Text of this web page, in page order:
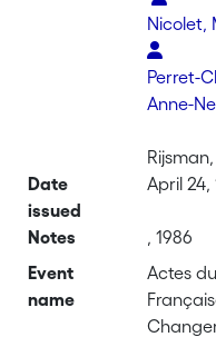
Nicolet,
Perret-
Anne-
Rijsman,
Date
issued
April 24,
Notes
, 1986
Event
name
Actes